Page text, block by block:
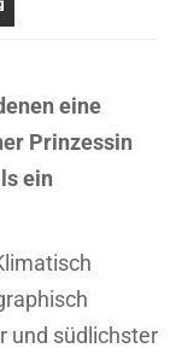
eine
Prinzessin
ein
und südlichster